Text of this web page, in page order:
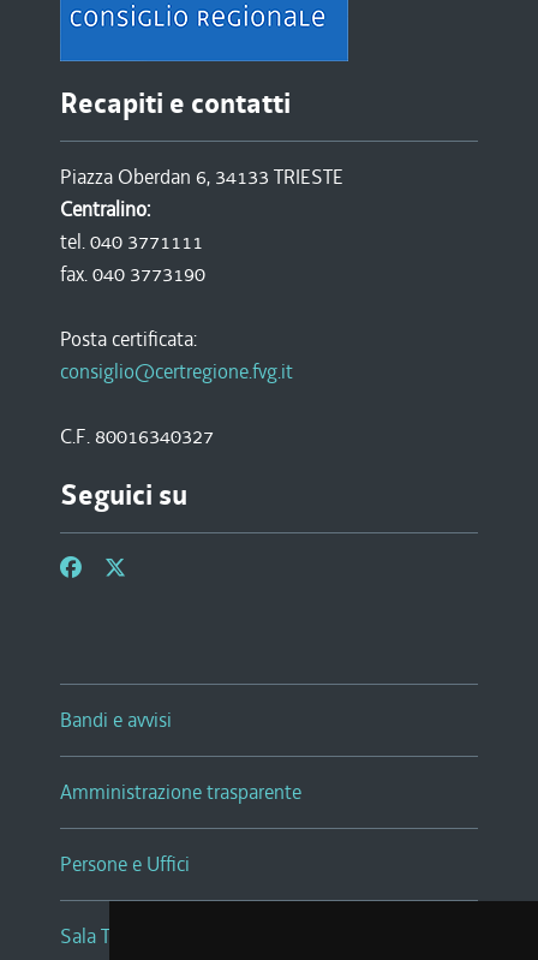
Recapiti e contatti
Piazza Oberdan 6, 34133 TRIESTE
Centralino:
tel. 040 3771111
fax. 040 3773190
Posta certificata:
consiglio@certregione.fvg.it
C.F. 80016340327
Seguici su
Bandi e avvisi
Amministrazione trasparente
Persone e Uffici
Sala Tiziano Tessitori